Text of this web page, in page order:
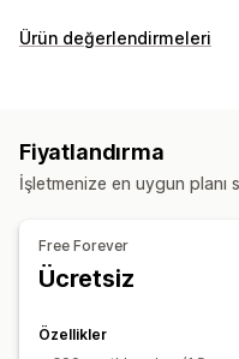
Program türleri
Sunabileceğiniz ödüller
Puanlar
Ücretsiz ürünler
Üyelik avantajları
Ürün değerlendirmeleri
Yıldız puanları Döngüsel
Tüm değerlendirmeler
Sorular ve cevaplar
E-posta talepleri
Fiyatlandırma
İşletmenize en uygun planı
Free Forever
Ücretsiz
Özellikler